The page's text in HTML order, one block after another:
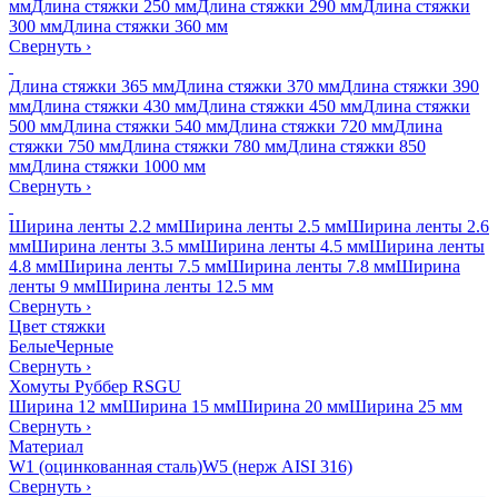
ммДлина стяжки 250 ммДлина стяжки 290 ммДлина стяжки
300 ммДлина стяжки 360 мм
Свернуть ›
Длина стяжки 365 ммДлина стяжки 370 ммДлина стяжки 390
ммДлина стяжки 430 ммДлина стяжки 450 ммДлина стяжки
500 ммДлина стяжки 540 ммДлина стяжки 720 ммДлина
стяжки 750 ммДлина стяжки 780 ммДлина стяжки 850
ммДлина стяжки 1000 мм
Свернуть ›
Ширина ленты 2.2 ммШирина ленты 2.5 ммШирина ленты 2.6
ммШирина ленты 3.5 ммШирина ленты 4.5 ммШирина ленты
4.8 ммШирина ленты 7.5 ммШирина ленты 7.8 ммШирина
ленты 9 ммШирина ленты 12.5 мм
Свернуть ›
Цвет стяжки
БелыеЧерные
Свернуть ›
Хомуты Руббер RSGU
Ширина 12 ммШирина 15 ммШирина 20 ммШирина 25 мм
Свернуть ›
Материал
W1 (оцинкованная сталь)W5 (нерж AISI 316)
Свернуть ›